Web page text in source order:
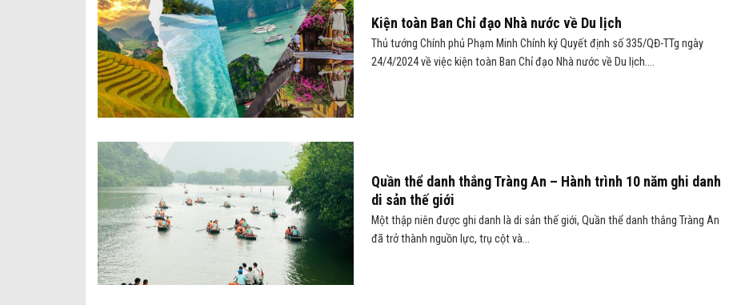
Kiện toàn Ban Chỉ đạo Nhà nước về Du lịch
Thủ tướng Chính phủ Phạm Minh Chính ký Quyết định số 335/QĐ-TTg ngày
24/4/2024 về việc kiện toàn Ban Chỉ đạo Nhà nước về Du lịch....
Quần thể danh thắng Tràng An – Hành trình 10 năm ghi danh
di sản thế giới
Một thập niên được ghi danh là di sản thế giới, Quần thể danh thắng Tràng An
đã trở thành nguồn lực, trụ cột và...